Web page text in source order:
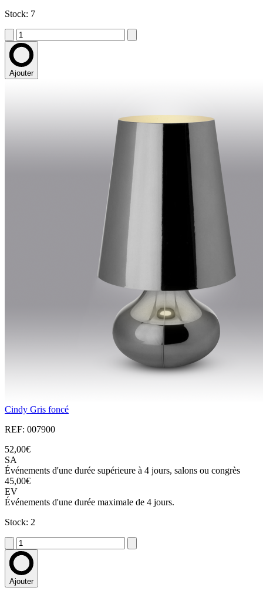
Stock: 7
Ajouter
Cindy Gris foncé
REF: 007900
52,00€
SA
Événements d'une durée supérieure à 4 jours, salons ou congrès
45,00€
EV
Événements d'une durée maximale de 4 jours.
Stock: 2
Ajouter